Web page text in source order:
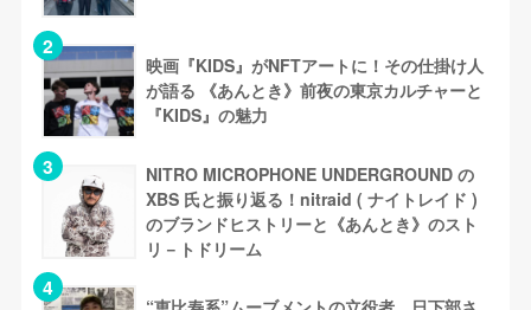
映画『KIDS』がNFTアートに！その仕掛け人
が語る 《あんとき》前夜の東京カルチャーと
『KIDS』の魅力
NITRO MICROPHONE UNDERGROUND の
XBS 氏と振り返る！nitraid ( ナイトレイド )
のブランドヒストリーと《あんとき》のスト
リ－トドリーム